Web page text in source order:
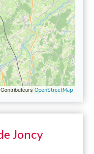
OpenStreetMap
Joncy